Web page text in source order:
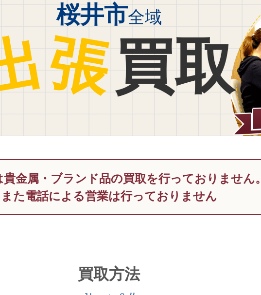
桜井市全域
張買取
貴金属・ブランド品の買取を行っておりません。
また電話による営業は行っておりません
買取方法